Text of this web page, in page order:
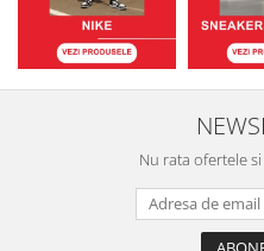
Nu rata ofertele